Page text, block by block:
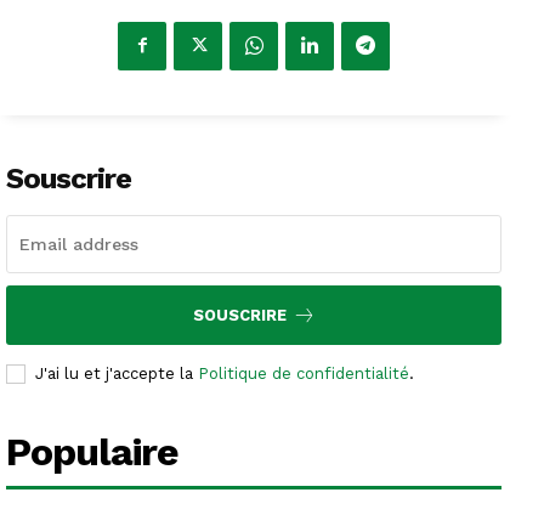
Souscrire
SOUSCRIRE
J'ai lu et j'accepte la Politique de confidentialité.
Populaire